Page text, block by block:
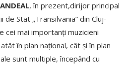
, în prezent,dirijor principal
de Stat „Transilvania” din Cluj-
cei mai importanți muzicieni
în plan național, cât și în plan
sunt multiple, începând cu